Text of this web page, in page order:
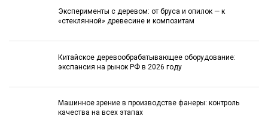
Эксперименты с деревом: от бруса и опилок — к
«стеклянной» древесине и композитам
Китайское деревообрабатывающее оборудование:
экспансия на рынок РФ в 2026 году
Машинное зрение в производстве фанеры: контроль
качества на всех этапах